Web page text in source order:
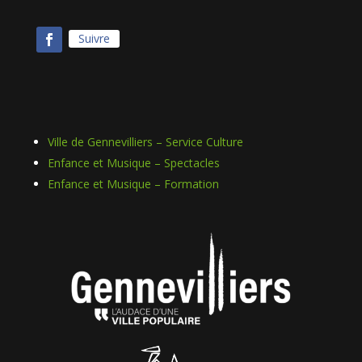
Suivre
Ville de Gennevilliers – Service Culture
Enfance et Musique – Spectacles
Enfance et Musique – Formation